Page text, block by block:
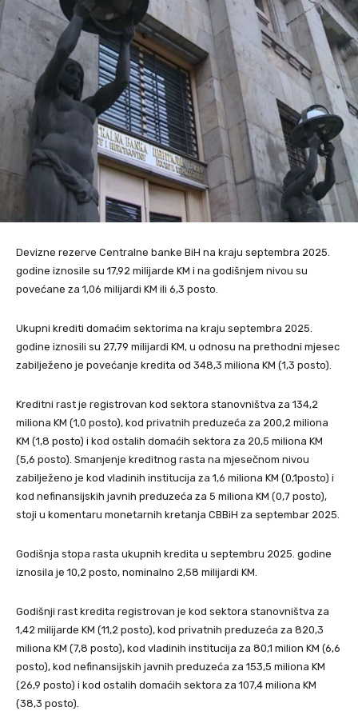
Devizne rezerve Centralne banke BiH na kraju septembra 2025.
godine iznosile su 17,92 milijarde KM i na godišnjem nivou su
povećane za 1,06 milijardi KM ili 6,3 posto.
Ukupni krediti domaćim sektorima na kraju septembra 2025.
godine iznosili su 27,79 milijardi KM, u odnosu na prethodni mjesec
zabilježeno je povećanje kredita od 348,3 miliona KM (1,3 posto).
Kreditni rast je registrovan kod sektora stanovništva za 134,2
miliona KM (1,0 posto), kod privatnih preduzeća za 200,2 miliona
KM (1,8 posto) i kod ostalih domaćih sektora za 20,5 miliona KM
(5,6 posto). Smanjenje kreditnog rasta na mjesečnom nivou
zabilježeno je kod vladinih institucija za 1,6 miliona KM (0,1posto) i
kod nefinansijskih javnih preduzeća za 5 miliona KM (0,7 posto),
stoji u komentaru monetarnih kretanja CBBiH za septembar 2025.
Godišnja stopa rasta ukupnih kredita u septembru 2025. godine
iznosila je 10,2 posto, nominalno 2,58 milijardi KM.
Godišnji rast kredita registrovan je kod sektora stanovništva za
1,42 milijarde KM (11,2 posto), kod privatnih preduzeća za 820,3
miliona KM (7,8 posto), kod vladinih institucija za 80,1 milion KM (6,6
posto), kod nefinansijskih javnih preduzeća za 153,5 miliona KM
(26,9 posto) i kod ostalih domaćih sektora za 107,4 miliona KM
(38,3 posto).